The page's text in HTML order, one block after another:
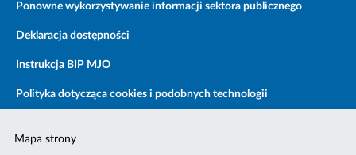
Ponowne wykorzystywanie informacji sektora publicznego
Deklaracja dostępności
Instrukcja BIP MJO
Polityka dotycząca cookies i podobnych technologii
Mapa strony